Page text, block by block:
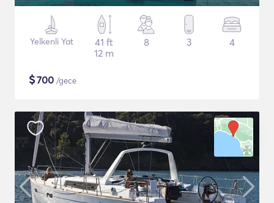
Yelkenli Yat
41 ft
12 m
8 3 4
$700 /gece